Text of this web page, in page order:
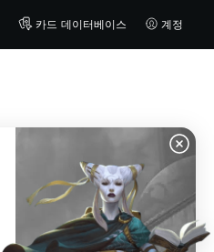
카드 데이터베이스 계정